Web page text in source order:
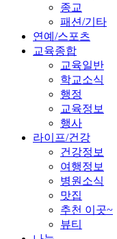
종교
패션/기타
연예/스포츠
교육종합
교육일반
학교소식
행정
교육정보
행사
라이프/건강
건강정보
여행정보
병원소식
맛집
추천 이곳~
뷰티